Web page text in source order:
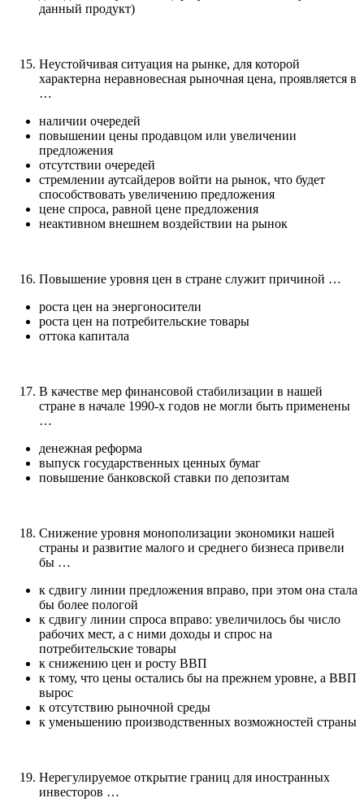
данный продукт)
Неустойчивая ситуация на рынке, для которой
характерна неравновесная рыночная цена, проявляется в
…
наличии очередей
повышении цены продавцом или увеличении
предложения
отсутствии очередей
стремлении аутсайдеров войти на рынок, что будет
способствовать увеличению предложения
цене спроса, равной цене предложения
неактивном внешнем воздействии на рынок
Повышение уровня цен в стране служит причиной …
роста цен на энергоносители
роста цен на потребительские товары
оттока капитала
В качестве мер финансовой стабилизации в нашей
стране в начале 1990-х годов не могли быть применены
…
денежная реформа
выпуск государственных ценных бумаг
повышение банковской ставки по депозитам
Снижение уровня монополизации экономики нашей
страны и развитие малого и среднего бизнеса привели
бы …
к сдвигу линии предложения вправо, при этом она стала
бы более пологой
к сдвигу линии спроса вправо: увеличилось бы число
рабочих мест, а с ними доходы и спрос на
потребительские товары
к снижению цен и росту ВВП
к тому, что цены остались бы на прежнем уровне, а ВВП
вырос
к отсутствию рыночной среды
к уменьшению производственных возможностей страны
Нерегулируемое открытие границ для иностранных
инвесторов …